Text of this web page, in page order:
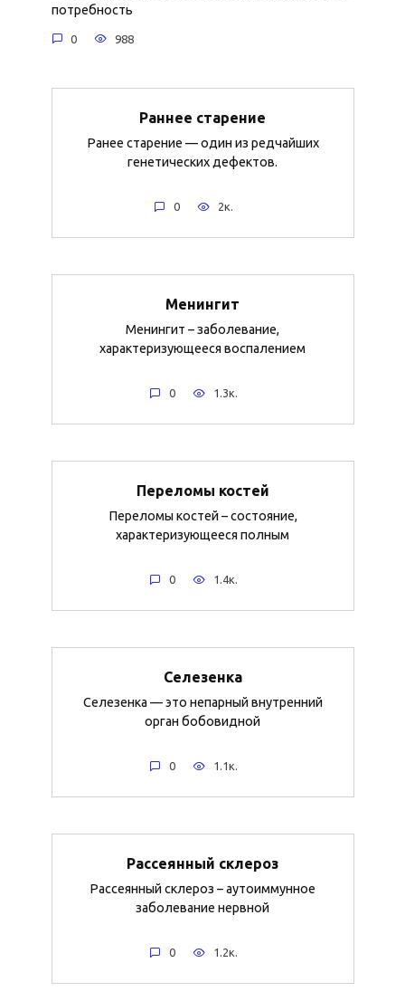
потребность
0 988
Раннее старение
Ранее старение — один из редчайших
генетических дефектов.
0 2к.
Менингит
Менингит – заболевание,
характеризующееся воспалением
0 1.3к.
Переломы костей
Переломы костей – состояние,
характеризующееся полным
0 1.4к.
Селезенка
Селезенка — это непарный внутренний
орган бобовидной
0 1.1к.
Рассеянный склероз
Рассеянный склероз – аутоиммунное
заболевание нервной
0 1.2к.